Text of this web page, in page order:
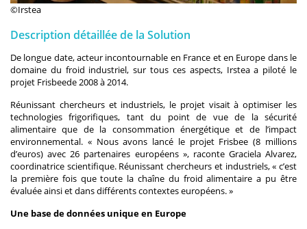
©Irstea
Description détaillée de la Solution
De longue date, acteur incontournable en France et en Europe dans le
domaine du froid industriel, sur tous ces aspects, Irstea a piloté le
projet Frisbeede 2008 à 2014.
Réunissant chercheurs et industriels, le projet visait à optimiser les
technologies frigorifiques, tant du point de vue de la sécurité
alimentaire que de la consommation énergétique et de l’impact
environnemental. « Nous avons lancé le projet Frisbee (8 millions
d’euros) avec 26 partenaires européens », raconte Graciela Alvarez,
coordinatrice scientifique. Réunissant chercheurs et industriels, « c’est
la première fois que toute la chaîne du froid alimentaire a pu être
évaluée ainsi et dans différents contextes européens. »
Une base de données unique en Europe